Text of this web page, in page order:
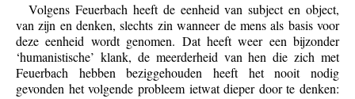
Volgens Feuerbach heeft de eenheid van subject en object,
van zijn en denken, slechts zin wanneer de mens als basis voor
deze eenheid wordt genomen. Dat heeft weer een bijzonder
‘humanistische’ klank, de meerderheid van hen die zich met
Feuerbach hebben beziggehouden heeft het nooit nodig
gevonden het volgende probleem ietwat dieper door te denken: